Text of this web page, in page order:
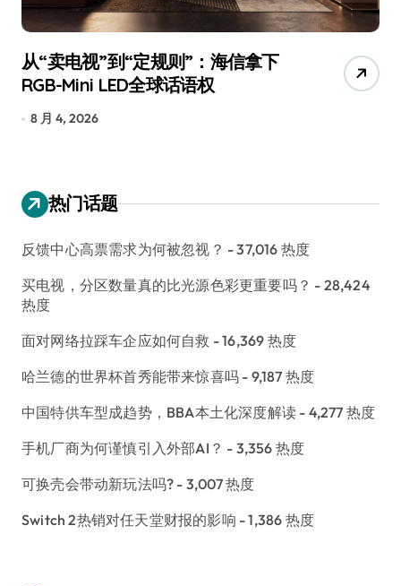
从“卖电视”到“定规则”：海信拿下
RGB-Mini LED全球话语权
8 月 4, 2026
热门话题
反馈中心高票需求为何被忽视？ - 37,016 热度
买电视，分区数量真的比光源色彩更重要吗？ - 28,424
热度
面对网络拉踩车企应如何自救 - 16,369 热度
哈兰德的世界杯首秀能带来惊喜吗 - 9,187 热度
中国特供车型成趋势，BBA本土化深度解读 - 4,277 热度
手机厂商为何谨慎引入外部AI？ - 3,356 热度
可换壳会带动新玩法吗? - 3,007 热度
Switch 2热销对任天堂财报的影响 - 1,386 热度